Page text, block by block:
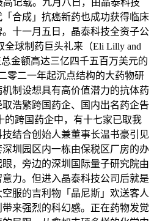
记载。九月八日，由晶泰科技
合成」抗癌新药也成功获得临床
十一月五日，晶泰科技全资子公
全球制药巨头礼来（Eli Lilly and
金额高达三亿四千五百万美元的
零二一年起沉点结构的大药物研
制设想具有高价值潜力的抗体药
浩繁跨国药企、国内出名药企告
的跨国药企中，有十七家已取我
结合创始人兼董事长温书豪引见
圳园区内一栋由保税区厂房的办
，旁边的深圳国际量子研究院由
力。但进入晶泰科技公司后就是
服的吉利物「晶尼斯」欢送客人
来强烈的科幻感。正在药物发觉